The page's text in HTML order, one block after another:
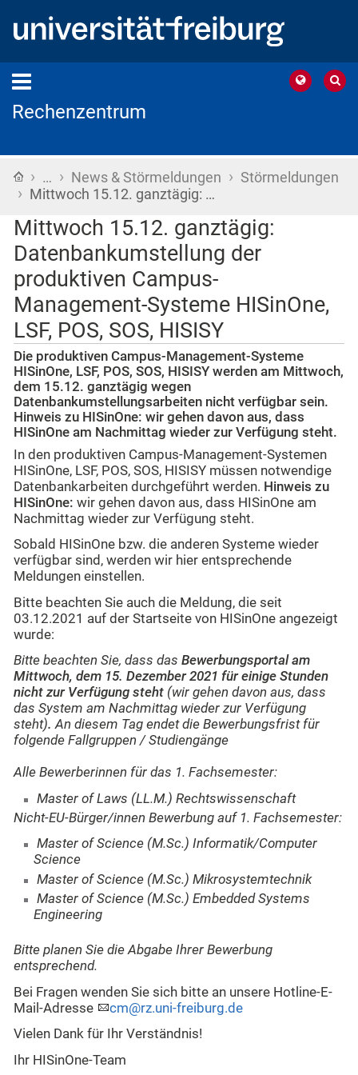
Rechenzentrum
Startseite
› … › News & Störmeldungen › Störmeldungen
› Mittwoch 15.12. ganztägig: …
Mittwoch 15.12. ganztägig:
Datenbankumstellung der
produktiven Campus-
Management-Systeme HISinOne,
LSF, POS, SOS, HISISY
Die produktiven Campus-Management-Systeme
HISinOne, LSF, POS, SOS, HISISY werden am Mittwoch,
dem 15.12. ganztägig wegen
Datenbankumstellungsarbeiten nicht verfügbar sein.
Hinweis zu HISinOne: wir gehen davon aus, dass
HISinOne am Nachmittag wieder zur Verfügung steht.
In den produktiven Campus-Management-Systemen
HISinOne, LSF, POS, SOS, HISISY müssen notwendige
Datenbankarbeiten durchgeführt werden. Hinweis zu
HISinOne: wir gehen davon aus, dass HISinOne am
Nachmittag wieder zur Verfügung steht.
Sobald HISinOne bzw. die anderen Systeme wieder
verfügbar sind, werden wir hier entsprechende
Meldungen einstellen.
Bitte beachten Sie auch die Meldung, die seit
03.12.2021 auf der Startseite von HISinOne angezeigt
wurde:
Bitte beachten Sie, dass das Bewerbungsportal am
Mittwoch, dem 15. Dezember 2021 für einige Stunden
nicht zur Verfügung steht (wir gehen davon aus, dass
das System am Nachmittag wieder zur Verfügung
steht). An diesem Tag endet die Bewerbungsfrist für
folgende Fallgruppen / Studiengänge
Alle Bewerberinnen für das 1. Fachsemester:
Master of Laws (LL.M.) Rechtswissenschaft
Nicht-EU-Bürger/innen Bewerbung auf 1. Fachsemester:
Master of Science (M.Sc.) Informatik/Computer
Science
Master of Science (M.Sc.) Mikrosystemtechnik
Master of Science (M.Sc.) Embedded Systems
Engineering
Bitte planen Sie die Abgabe Ihrer Bewerbung
entsprechend.
Bei Fragen wenden Sie sich bitte an unsere Hotline-E-
Mail-Adresse
cm@rz.uni-freiburg.de
Vielen Dank für Ihr Verständnis!
Ihr HISinOne-Team